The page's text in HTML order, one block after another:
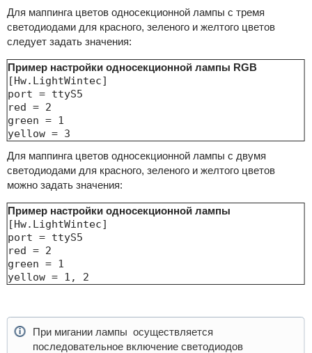
Для маппинга цветов односекционной лампы с тремя
светодиодами для красного, зеленого и желтого цветов
следует задать значения:
Пример настройки односекционной лампы RGB
[Hw.LightWintec]
port = ttyS5
red = 2
green = 1
yellow = 3
Для маппинга цветов односекционной лампы с двумя
светодиодами для красного, зеленого и желтого цветов
можно задать значения:
Пример настройки односекционной лампы
[Hw.LightWintec]
port = ttyS5
red = 2
green = 1
yellow = 1, 2
При мигании лампы осуществляется
последовательное включение светодиодов